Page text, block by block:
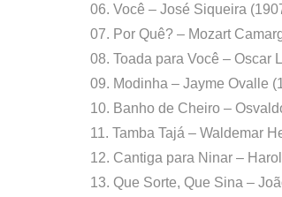
06. Você – José Siqueira
07. Por Quê? – Mozart
08. Toada para Você – Oscar
09. Modinha – Jayme Ovalle
10. Banho de Cheiro –
11. Tamba Tajá – Waldemar
12. Cantiga para Ninar –
13. Que Sorte, Que Sina –